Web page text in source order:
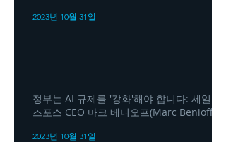
2023년 10월 31일
정부는 AI 규제를 '강화'해야 합니다: 세일
즈포스 CEO 마크 베니오프(Marc Benioff)
2023년 10월 31일